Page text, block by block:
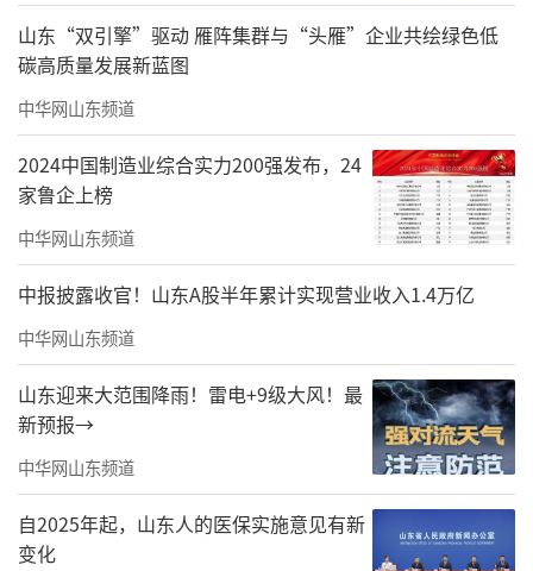
Silhouette of Heart MHM049 Canvas Acrylic 80x80cm 2024 Meng
jun Zhao
“艺术的本质也许是：从光明至黑暗过程
中及过程后的思考，是思考过程中留下的心
迹。”这是赵孟君对于艺术本质的思考，也正
是因为这样的艺术认知，使得他的画作打动了
许多人。在他的画作里，观者时常能看到思想
的印迹，感受到情绪的迸发，或是喜悦，或是
悲伤，或是平静，亦或是冲动……
要尊敬传统这座“山”，更要追寻属于自
己的“山”
赵孟君是受过严格训练的有着扎实基本功
山东“双引擎”驱动 雁阵集群与“头雁”企业共绘绿色低
碳高质量发展新蓝图
中华网山东频道
2024中国制造业综合实力200强发布，24
家鲁企上榜
中华网山东频道
中报披露收官！山东A股半年累计实现营业收入1.4万亿
中华网山东频道
山东迎来大范围降雨！雷电+9级大风！最
新预报→
中华网山东频道
自2025年起，山东人的医保实施意见有新
变化